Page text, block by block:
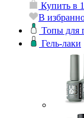
Купить в
В
Топы для
Гель-лаки